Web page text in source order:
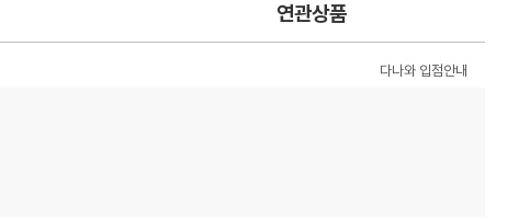
연관상품
다나와 입점안내